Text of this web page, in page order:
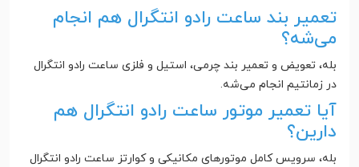
تعمیر بند ساعت رادو انتگرال هم انجام
می‌شه؟
بله، تعویض و تعمیر بند چرمی، استیل و فلزی ساعت رادو انتگرال
در زمانتیم انجام می‌شه.
آیا تعمیر موتور ساعت رادو انتگرال هم
دارین؟
بله، سرویس کامل موتورهای مکانیکی و کوارتز ساعت رادو انتگرال